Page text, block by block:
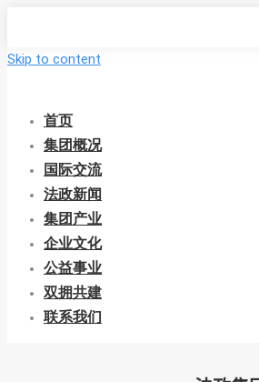
Skip to content
首页
集团概况
国际交流
法政新闻
集团产业
企业文化
公益事业
双拥共建
联系我们